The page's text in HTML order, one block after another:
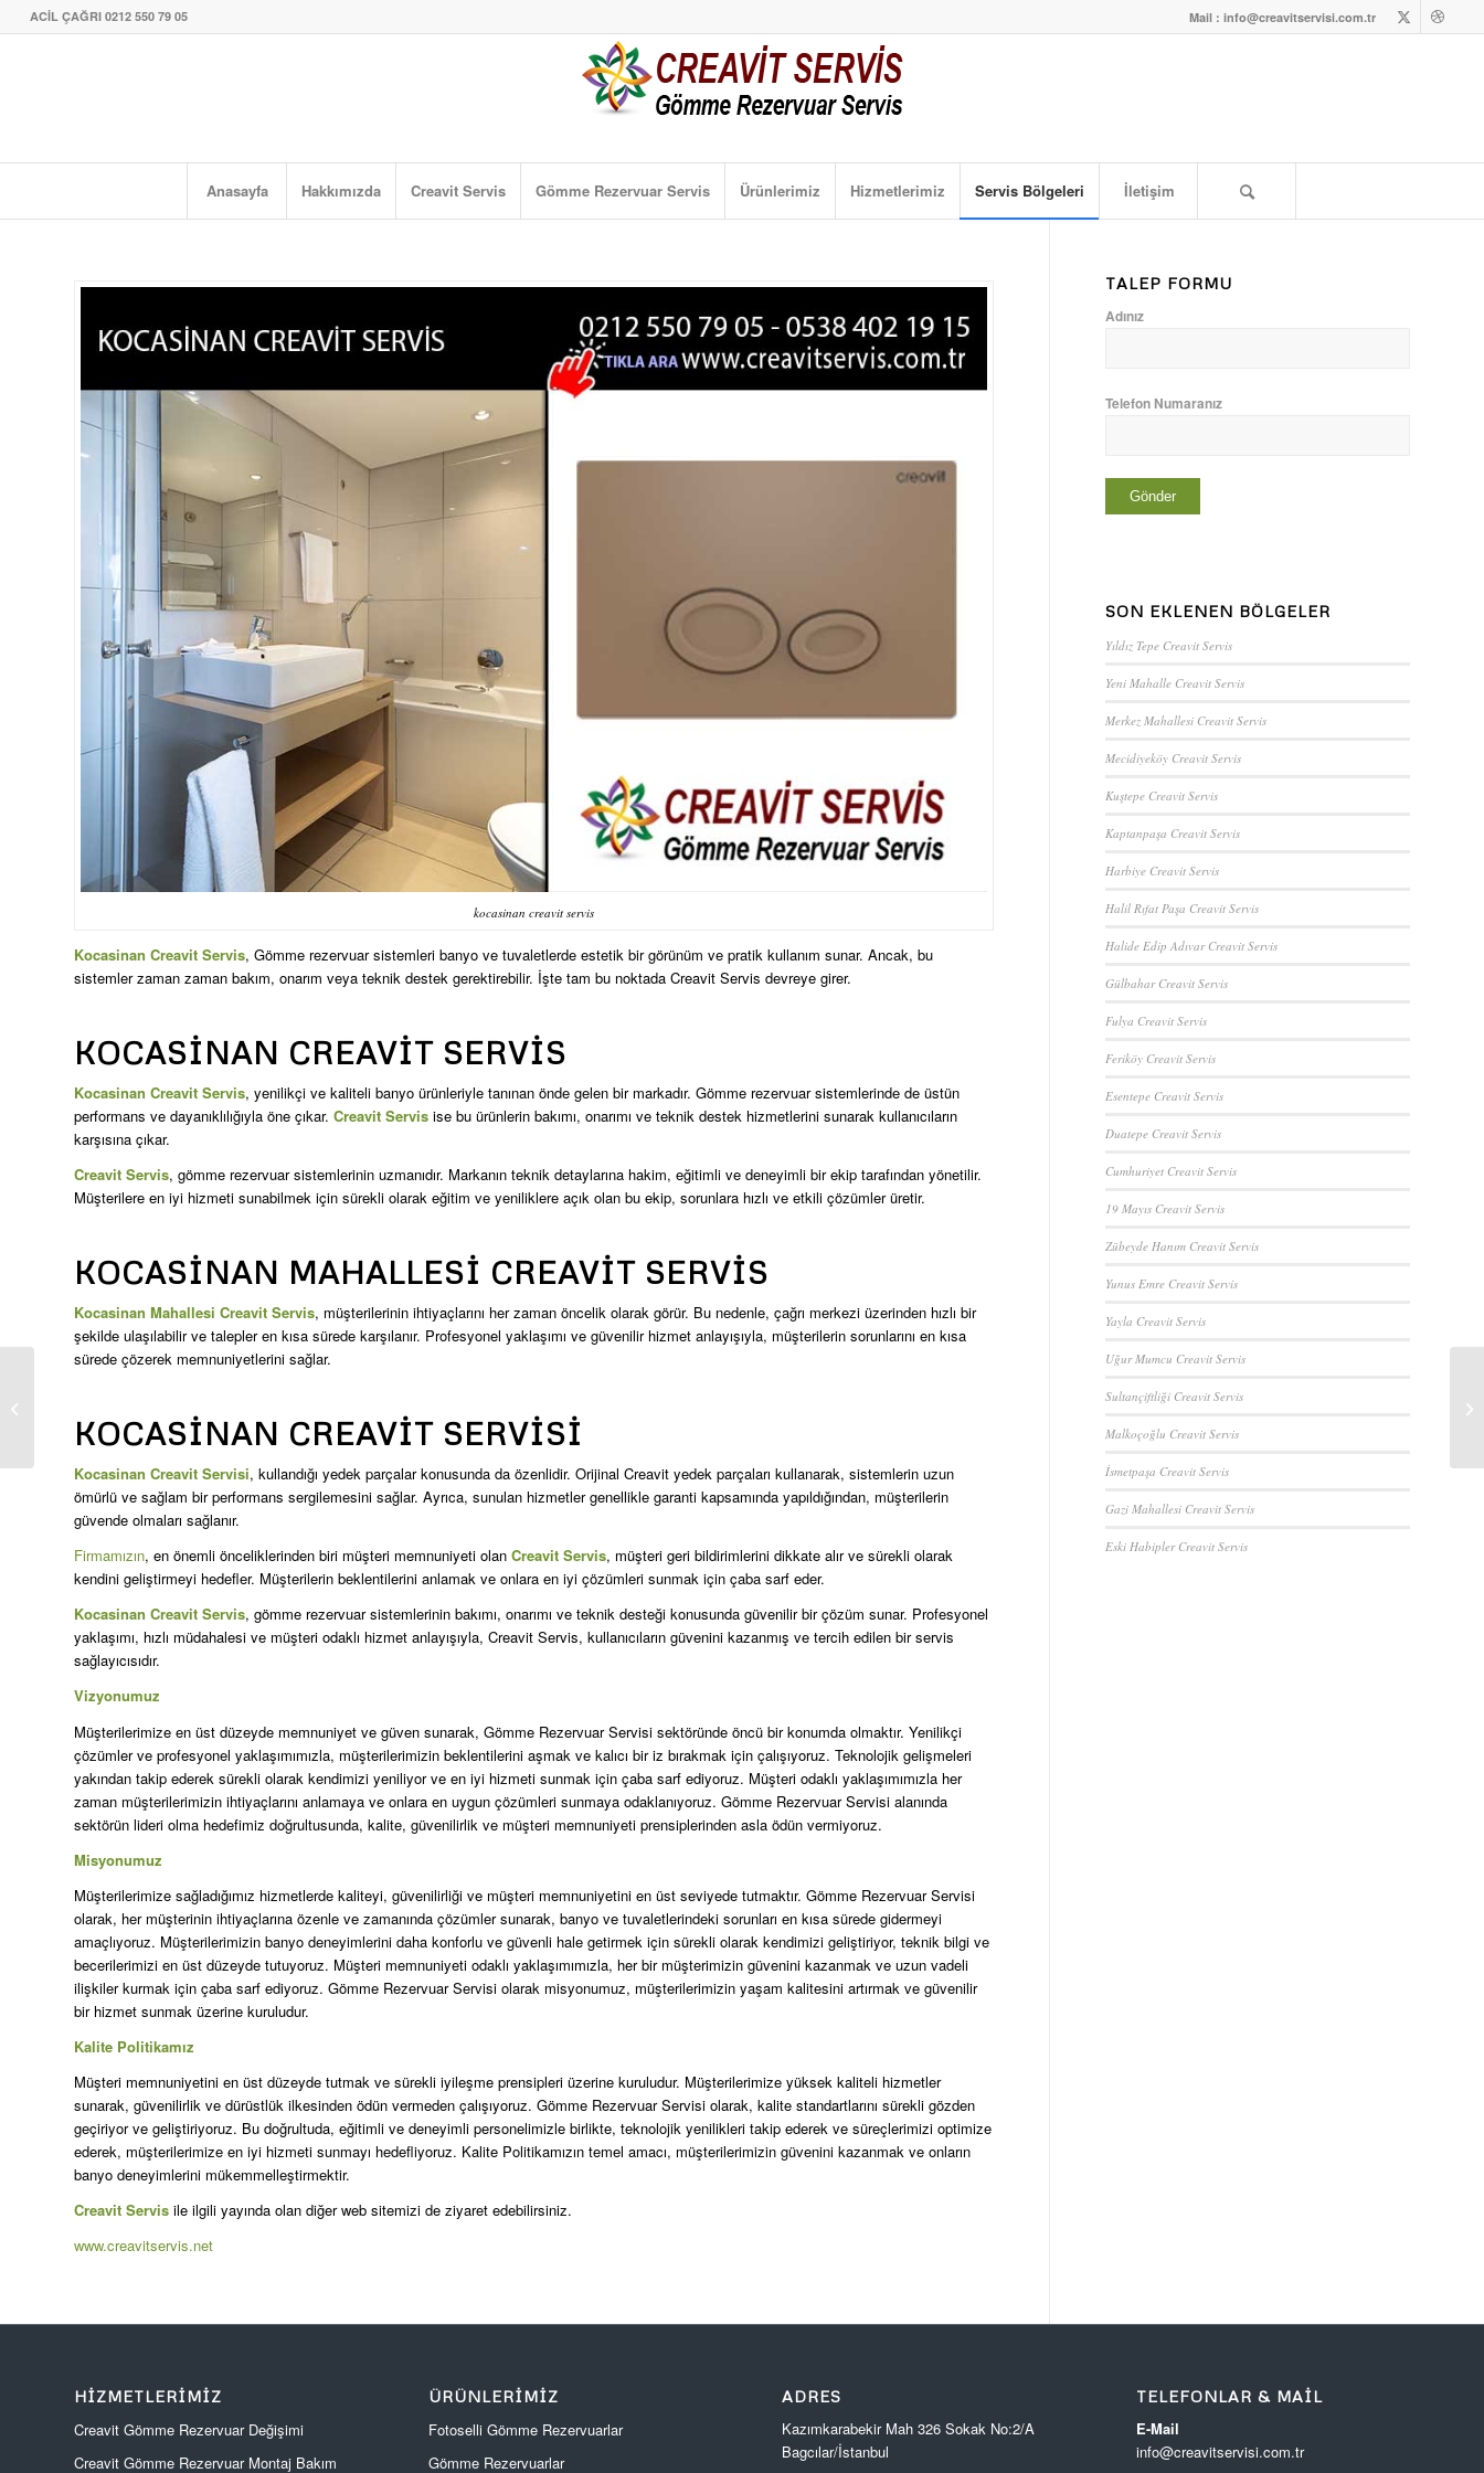
Mail : info@creavitservisi.com.tr
ACİL ÇAĞRI 0212 550 79 05
Anasayfa Hakkımızda Creavit Servis Gömme Rezervuar Servis Ürünlerimiz Hizmetlerimiz Servis Bölgeleri İletişim
kocasinan creavit servis
Kocasinan Creavit Servis, Gömme rezervuar sistemleri banyo ve tuvaletlerde estetik bir görünüm ve pratik kullanım sunar. Ancak, bu
sistemler zaman zaman bakım, onarım veya teknik destek gerektirebilir. İşte tam bu noktada Creavit Servis devreye girer.
KOCASINAN CREAVIT SERVIS
Kocasinan Creavit Servis, yenilikçi ve kaliteli banyo ürünleriyle tanınan önde gelen bir markadır. Gömme rezervuar sistemlerinde de üstün
performans ve dayanıklılığıyla öne çıkar. Creavit Servis ise bu ürünlerin bakımı, onarımı ve teknik destek hizmetlerini sunarak kullanıcıların
karşısına çıkar.
Creavit Servis, gömme rezervuar sistemlerinin uzmanıdır. Markanın teknik detaylarına hakim, eğitimli ve deneyimli bir ekip tarafından yönetilir.
Müşterilere en iyi hizmeti sunabilmek için sürekli olarak eğitim ve yeniliklere açık olan bu ekip, sorunlara hızlı ve etkili çözümler üretir.
KOCASINAN MAHALLESI CREAVIT SERVIS
Kocasinan Mahallesi Creavit Servis, müşterilerinin ihtiyaçlarını her zaman öncelik olarak görür. Bu nedenle, çağrı merkezi üzerinden hızlı bir
şekilde ulaşılabilir ve talepler en kısa sürede karşılanır. Profesyonel yaklaşımı ve güvenilir hizmet anlayışıyla, müşterilerin sorunlarını en kısa
sürede çözerek memnuniyetlerini sağlar.
KOCASINAN CREAVIT SERVISI
Kocasinan Creavit Servisi, kullandığı yedek parçalar konusunda da özenlidir. Orijinal Creavit yedek parçaları kullanarak, sistemlerin uzun
ömürlü ve sağlam bir performans sergilemesini sağlar. Ayrıca, sunulan hizmetler genellikle garanti kapsamında yapıldığından, müşterilerin
güvende olmaları sağlanır.
Firmamızın, en önemli önceliklerinden biri müşteri memnuniyeti olan Creavit Servis, müşteri geri bildirimlerini dikkate alır ve sürekli olarak
kendini geliştirmeyi hedefler. Müşterilerin beklentilerini anlamak ve onlara en iyi çözümleri sunmak için çaba sarf eder.
Kocasinan Creavit Servis, gömme rezervuar sistemlerinin bakımı, onarımı ve teknik desteği konusunda güvenilir bir çözüm sunar. Profesyonel
yaklaşımı, hızlı müdahalesi ve müşteri odaklı hizmet anlayışıyla, Creavit Servis, kullanıcıların güvenini kazanmış ve tercih edilen bir servis
sağlayıcısıdır.
Vizyonumuz
Müşterilerimize en üst düzeyde memnuniyet ve güven sunarak, Gömme Rezervuar Servisi sektöründe öncü bir konumda olmaktır. Yenilikçi
çözümler ve profesyonel yaklaşımımızla, müşterilerimizin beklentilerini aşmak ve kalıcı bir iz bırakmak için çalışıyoruz. Teknolojik gelişmeleri
yakından takip ederek sürekli olarak kendimizi yeniliyor ve en iyi hizmeti sunmak için çaba sarf ediyoruz. Müşteri odaklı yaklaşımımızla her
zaman müşterilerimizin ihtiyaçlarını anlamaya ve onlara en uygun çözümleri sunmaya odaklanıyoruz. Gömme Rezervuar Servisi alanında
sektörün lideri olma hedefimiz doğrultusunda, kalite, güvenilirlik ve müşteri memnuniyeti prensiplerinden asla ödün vermiyoruz.
Misyonumuz
Müşterilerimize sağladığımız hizmetlerde kaliteyi, güvenilirliği ve müşteri memnuniyetini en üst seviyede tutmaktır. Gömme Rezervuar Servisi
olarak, her müşterinin ihtiyaçlarına özenle ve zamanında çözümler sunarak, banyo ve tuvaletlerindeki sorunları en kısa sürede gidermeyi
amaçlıyoruz. Müşterilerimizin banyo deneyimlerini daha konforlu ve güvenli hale getirmek için sürekli olarak kendimizi geliştiriyor, teknik bilgi ve
becerilerimizi en üst düzeyde tutuyoruz. Müşteri memnuniyeti odaklı yaklaşımımızla, her bir müşterimizin güvenini kazanmak ve uzun vadeli
ilişkiler kurmak için çaba sarf ediyoruz. Gömme Rezervuar Servisi olarak misyonumuz, müşterilerimizin yaşam kalitesini artırmak ve güvenilir
bir hizmet sunmak üzerine kuruludur.
Kalite Politikamız
Müşteri memnuniyetini en üst düzeyde tutmak ve sürekli iyileşme prensipleri üzerine kuruludur. Müşterilerimize yüksek kaliteli hizmetler
sunarak, güvenilirlik ve dürüstlük ilkesinden ödün vermeden çalışıyoruz. Gömme Rezervuar Servisi olarak, kalite standartlarını sürekli gözden
geçiriyor ve geliştiriyoruz. Bu doğrultuda, eğitimli ve deneyimli personelimizle birlikte, teknolojik yenilikleri takip ederek ve süreçlerimizi optimize
ederek, müşterilerimize en iyi hizmeti sunmayı hedefliyoruz. Kalite Politikamızın temel amacı, müşterilerimizin güvenini kazanmak ve onların
banyo deneyimlerini mükemmelleştirmektir.
Creavit Servis ile ilgili yayında olan diğer web sitemizi de ziyaret edebilirsiniz.
www.creavitservis.net
TALEP FORMU
Adınız
Telefon Numaranız
SON EKLENEN BÖLGELER
Yıldız Tepe Creavit Servis
Yeni Mahalle Creavit Servis
Merkez Mahallesi Creavit Servis
Mecidiyeköy Creavit Servis
Kuştepe Creavit Servis
Kaptanpaşa Creavit Servis
Harbiye Creavit Servis
Halil Rıfat Paşa Creavit Servis
Halide Edip Adıvar Creavit Servis
Gülbahar Creavit Servis
Fulya Creavit Servis
Feriköy Creavit Servis
Esentepe Creavit Servis
Duatepe Creavit Servis
Cumhuriyet Creavit Servis
19 Mayıs Creavit Servis
Zübeyde Hanım Creavit Servis
Yunus Emre Creavit Servis
Yayla Creavit Servis
Uğur Mumcu Creavit Servis
Sultançiftliği Creavit Servis
Malkoçoğlu Creavit Servis
İsmetpaşa Creavit Servis
Gazi Mahallesi Creavit Servis
Eski Habipler Creavit Servis
HIZMETLERIMIZ
Creavit Gömme Rezervuar Değişimi
Creavit Gömme Rezervuar Montaj Bakım
ÜRÜNLERIMIZ
Fotoselli Gömme Rezervuarlar
Gömme Rezervuarlar
ADRES
Kazımkarabekir Mah 326 Sokak No:2/A
Bagcılar/İstanbul
TELEFONLAR & MAIL
E-Mail
info@creavitservisi.com.tr